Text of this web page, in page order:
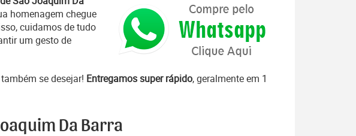
homenagem chegue
cuidamos de tudo
um gesto de
também se desejar! Entregamos super rápido, geralmente em 1
Da Barra